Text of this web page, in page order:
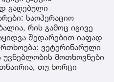
გაღებული
საოპერაციო
რის გამოც იგივე
შედარებით იაფად
ვეტერინარული
მოთხოვნები
თუ ხორცი